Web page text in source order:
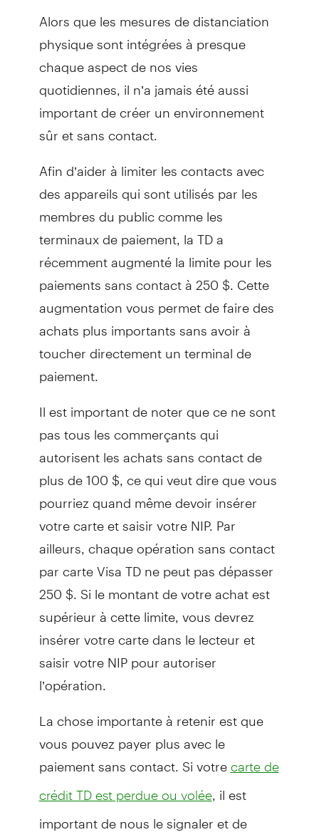
Alors que les mesures de distanciation
physique sont intégrées à presque
chaque aspect de nos vies
quotidiennes, il n’a jamais été aussi
important de créer un environnement
sûr et sans contact.
Afin d’aider à limiter les contacts avec
des appareils qui sont utilisés par les
membres du public comme les
terminaux de paiement, la TD a
récemment augmenté la limite pour les
paiements sans contact à 250 $. Cette
augmentation vous permet de faire des
achats plus importants sans avoir à
toucher directement un terminal de
paiement.
Il est important de noter que ce ne sont
pas tous les commerçants qui
autorisent les achats sans contact de
plus de 100 $, ce qui veut dire que vous
pourriez quand même devoir insérer
votre carte et saisir votre NIP. Par
ailleurs, chaque opération sans contact
par carte Visa TD ne peut pas dépasser
250 $. Si le montant de votre achat est
supérieur à cette limite, vous devrez
insérer votre carte dans le lecteur et
saisir votre NIP pour autoriser
l’opération.
La chose importante à retenir est que
vous pouvez payer plus avec le
paiement sans contact. Si votre carte de
crédit TD est perdue ou volée, il est
important de nous le signaler et de